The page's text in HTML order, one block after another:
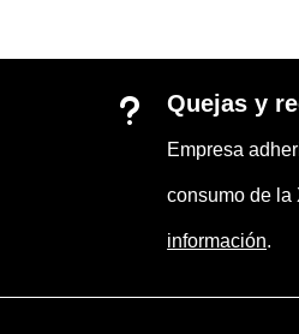
u Quejas y
Empresa
consumo de la
información.